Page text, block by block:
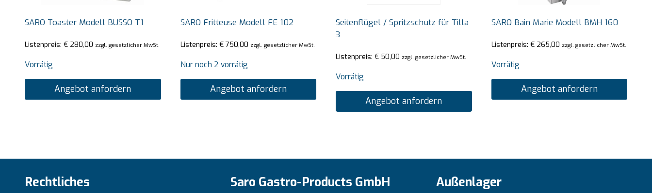
SARO Toaster Modell BUSSO T1
Listenpreis: € 280,00 zzgl. gesetzlicher MwSt.
Vorrätig
Angebot anfordern
SARO Fritteuse Modell FE 102
Listenpreis: €750,00 zzgl. gesetzlicher MwSt.
Nur noch 2 vorrätig
Angebot anfordern
Seitenflügel / Spritzschutz für Tilla
3
Listenpreis: € 50,00 zzgl. gesetzlicher MwSt.
Vorrätig
Angebot anfordern
SARO Bain Marie Modell BMH 160
Listenpreis: €265,00 zzgl. gesetzlicher MwSt.
Vorrätig
Angebot anfordern
Rechtliches Saro Gastro-Products GmbH Außenlager